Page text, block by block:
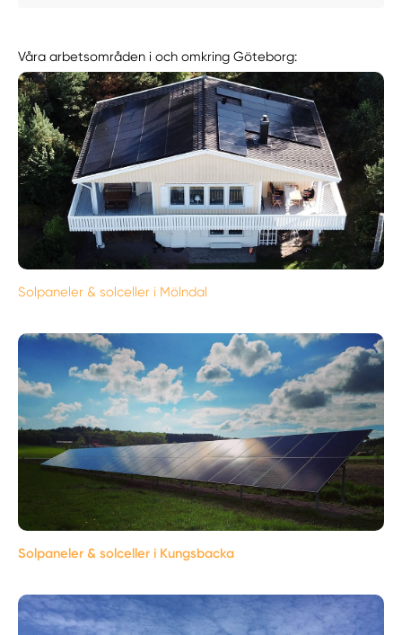
Våra arbetsområden i och omkring Göteborg:
Solpaneler & solceller i Mölndal
Solpaneler & solceller i Kungsbacka